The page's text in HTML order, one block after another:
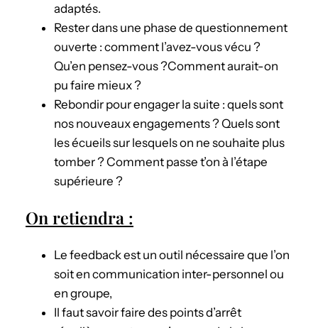
adaptés.
Rester dans une phase de questionnement
ouverte : comment l’avez-vous vécu ?
Qu’en pensez-vous ?Comment aurait-on
pu faire mieux ?
Rebondir pour engager la suite : quels sont
nos nouveaux engagements ? Quels sont
les écueils sur lesquels on ne souhaite plus
tomber ? Comment passe t’on à l’étape
supérieure ?
On retiendra :
Le feedback est un outil nécessaire que l’on
soit en communication inter-personnel ou
en groupe,
Il faut savoir faire des points d’arrêt